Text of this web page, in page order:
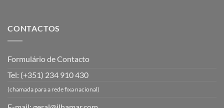
CONTACTOS
Formulário de Contacto
Tel: (+351) 234 910 430
(chamada para a rede fixa nacional)